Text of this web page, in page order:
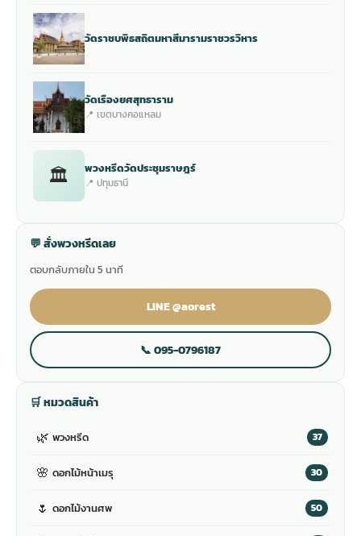
วัดราชบพิธสถิตมหาสีมารามราชวรวิหาร
วัดเรืองยศสุทธาราม
📍 เขตบางคอแหลม
🏛 พวงหรีดวัดประชุมราษฎร์
📍 ปทุมธานี
💬 สั่งพวงหรีดเลย
ตอบกลับภายใน 5 นาที
LINE @aorest
📞 095-0796187
🛒 หมวดสินค้า
🌿 พวงหรีด 37
🌸 ดอกไม้หน้าเมรุ 30
🌷 ดอกไม้งานศพ 50